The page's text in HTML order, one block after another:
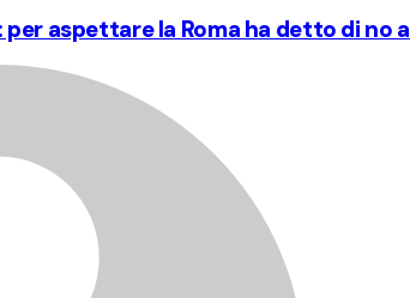
aspettare la Roma ha detto di no